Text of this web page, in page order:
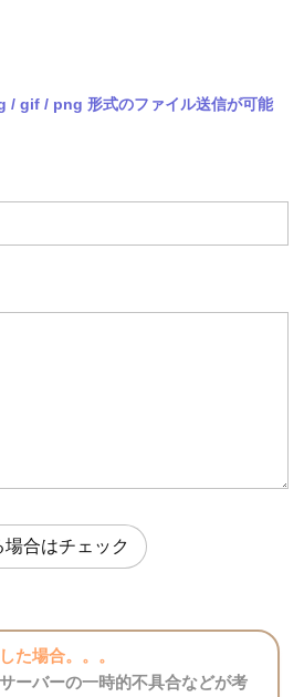
gif / png 形式のファイル送信が可能
合はチェック
た場合。。。
ーバーの一時的不具合などが考